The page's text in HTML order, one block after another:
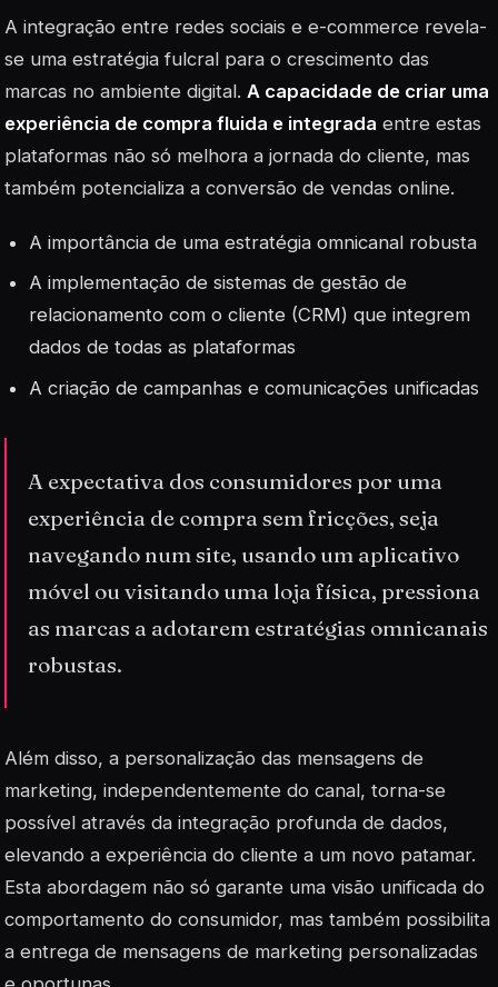
A integração entre redes sociais e e-commerce revela-
se uma estratégia fulcral para o crescimento das
marcas no ambiente digital. A capacidade de criar uma
experiência de compra fluida e integrada entre estas
plataformas não só melhora a jornada do cliente, mas
também potencializa a conversão de vendas online.
A importância de uma estratégia omnicanal robusta
A implementação de sistemas de gestão de
relacionamento com o cliente (CRM) que integrem
dados de todas as plataformas
A criação de campanhas e comunicações unificadas
A expectativa dos consumidores por uma
experiência de compra sem fricções, seja
navegando num site, usando um aplicativo
móvel ou visitando uma loja física, pressiona
as marcas a adotarem estratégias omnicanais
robustas.
Além disso, a personalização das mensagens de
marketing, independentemente do canal, torna-se
possível através da integração profunda de dados,
elevando a experiência do cliente a um novo patamar.
Esta abordagem não só garante uma visão unificada do
comportamento do consumidor, mas também possibilita
a entrega de mensagens de marketing personalizadas